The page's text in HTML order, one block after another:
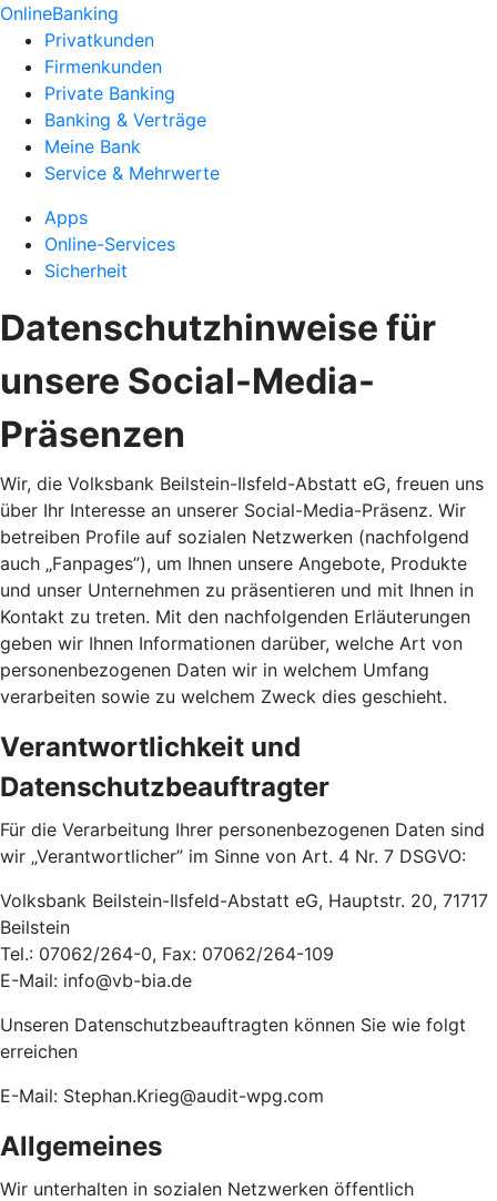
OnlineBanking
Privatkunden
Firmenkunden
Private Banking
Banking & Verträge
Meine Bank
Service & Mehrwerte
Apps
Online-Services
Sicherheit
Datenschutzhinweise für
unsere Social-Media-
Präsenzen
Wir, die Volksbank Beilstein-Ilsfeld-Abstatt eG, freuen uns
über Ihr Interesse an unserer Social-Media-Präsenz. Wir
betreiben Profile auf sozialen Netzwerken (nachfolgend
auch „Fanpages”), um Ihnen unsere Angebote, Produkte
und unser Unternehmen zu präsentieren und mit Ihnen in
Kontakt zu treten. Mit den nachfolgenden Erläuterungen
geben wir Ihnen Informationen darüber, welche Art von
personenbezogenen Daten wir in welchem Umfang
verarbeiten sowie zu welchem Zweck dies geschieht.
Verantwortlichkeit und
Datenschutzbeauftragter
Für die Verarbeitung Ihrer personenbezogenen Daten sind
wir „Verantwortlicher” im Sinne von Art. 4 Nr. 7 DSGVO:
Volksbank Beilstein-Ilsfeld-Abstatt eG, Hauptstr. 20, 71717
Beilstein
Tel.: 07062/264-0, Fax: 07062/264-109
E-Mail: info@vb-bia.de
Unseren Datenschutzbeauftragten können Sie wie folgt
erreichen
E-Mail: Stephan.Krieg@audit-wpg.com
Allgemeines
Wir unterhalten in sozialen Netzwerken öffentlich